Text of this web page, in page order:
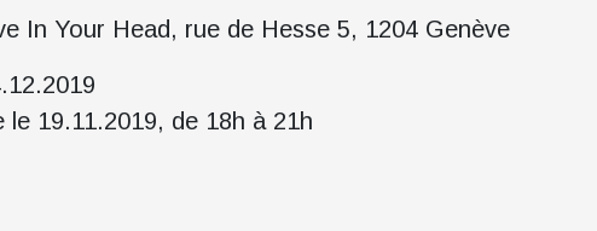
In Your Head, rue de Hesse 5, 1204 Genève
le 19.11.2019, de 18h à 21h